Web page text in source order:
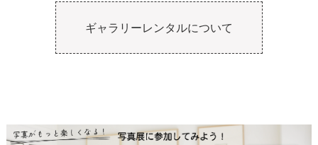
ギャラリーレンタルについて